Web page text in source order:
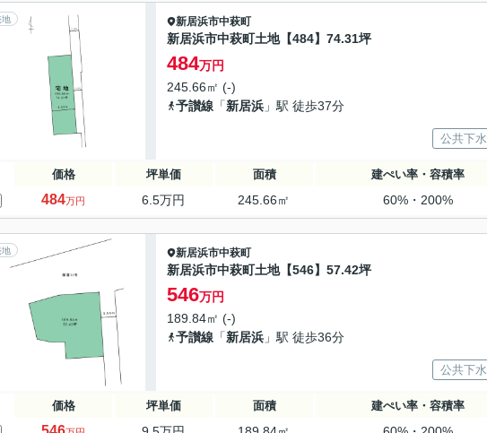
地 新居浜市中萩町
新居浜市中萩町土地【484】74.31坪
484万円
245.66㎡ (-)
予讃線 「新居浜 」駅 徒歩37分
公共下水
価格 坪単価 面積 建ぺい率・容積率
484万円 6.5万円 245.66㎡ 60%・200%
地 新居浜市中萩町
新居浜市中萩町土地【546】57.42坪
546万円
189.84㎡ (-)
予讃線 「新居浜 」駅 徒歩36分
公共下水
価格 坪単価 面積 建ぺい率・容積率